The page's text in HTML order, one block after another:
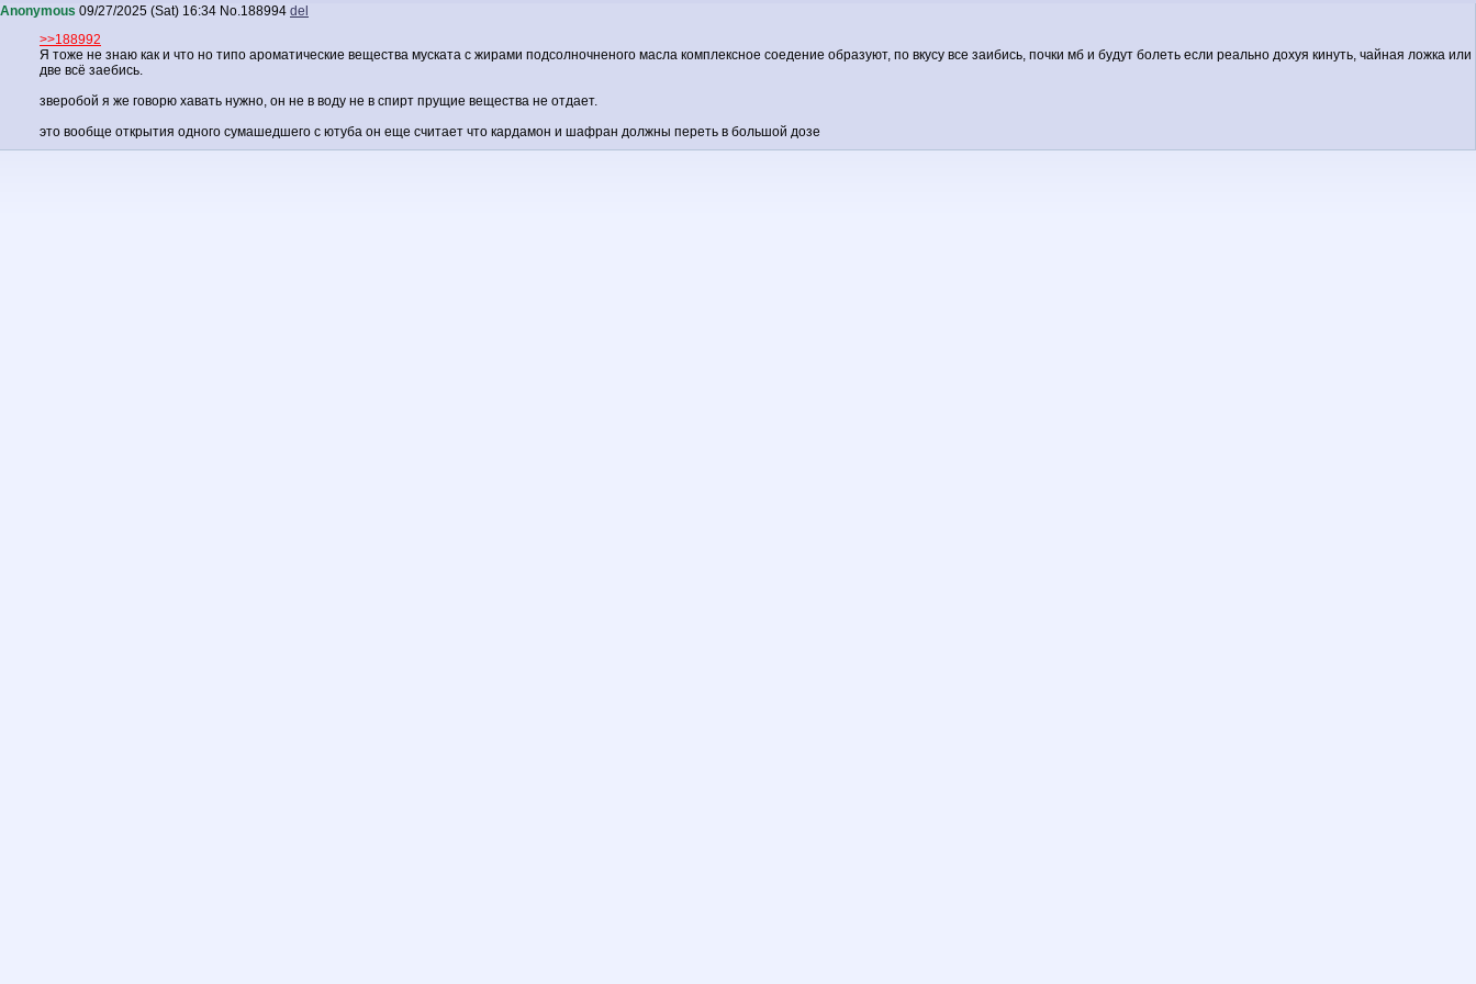
Anonymous 09/27/2025 (Sat) 16:34 No.188994 del
>>188992
Я тоже не знаю как и что но типо ароматические вещества муската с жирами подсолночненого масла комплексное соедение образуют, по вкусу все заибись, почки мб и будут болеть если реально дохуя кинуть, чайная ложка или
две всё заебись.
зверобой я же говорю хавать нужно, он не в воду не в спирт прущие вещества не отдает.
это вообще открытия одного сумашедшего с ютуба он еще считает что кардамон и шафран должны переть в большой дозе